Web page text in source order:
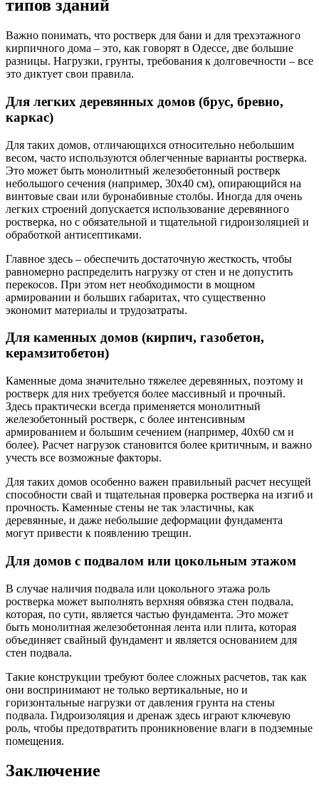
типов зданий
Важно понимать, что ростверк для бани и для трехэтажного
кирпичного дома – это, как говорят в Одессе, две большие
разницы. Нагрузки, грунты, требования к долговечности – все
это диктует свои правила.
Для легких деревянных домов (брус, бревно,
каркас)
Для таких домов, отличающихся относительно небольшим
весом, часто используются облегченные варианты ростверка.
Это может быть монолитный железобетонный ростверк
небольшого сечения (например, 30х40 см), опирающийся на
винтовые сваи или буронабивные столбы. Иногда для очень
легких строений допускается использование деревянного
ростверка, но с обязательной и тщательной гидроизоляцией и
обработкой антисептиками.
Главное здесь – обеспечить достаточную жесткость, чтобы
равномерно распределить нагрузку от стен и не допустить
перекосов. При этом нет необходимости в мощном
армировании и больших габаритах, что существенно
экономит материалы и трудозатраты.
Для каменных домов (кирпич, газобетон,
керамзитобетон)
Каменные дома значительно тяжелее деревянных, поэтому и
ростверк для них требуется более массивный и прочный.
Здесь практически всегда применяется монолитный
железобетонный ростверк, с более интенсивным
армированием и большим сечением (например, 40х60 см и
более). Расчет нагрузок становится более критичным, и важно
учесть все возможные факторы.
Для таких домов особенно важен правильный расчет несущей
способности свай и тщательная проверка ростверка на изгиб и
прочность. Каменные стены не так эластичны, как
деревянные, и даже небольшие деформации фундамента
могут привести к появлению трещин.
Для домов с подвалом или цокольным этажом
В случае наличия подвала или цокольного этажа роль
ростверка может выполнять верхняя обвязка стен подвала,
которая, по сути, является частью фундамента. Это может
быть монолитная железобетонная лента или плита, которая
объединяет свайный фундамент и является основанием для
стен подвала.
Такие конструкции требуют более сложных расчетов, так как
они воспринимают не только вертикальные, но и
горизонтальные нагрузки от давления грунта на стены
подвала. Гидроизоляция и дренаж здесь играют ключевую
роль, чтобы предотвратить проникновение влаги в подземные
помещения.
Заключение